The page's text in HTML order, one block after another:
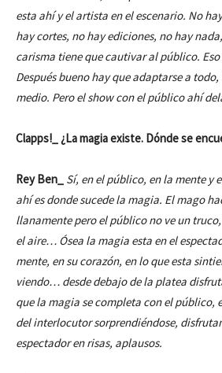
esta ahí y el artista en el escenario. No
hay cortes, no hay ediciones, no hay
carisma tiene que cautivar al público. Eso
Después bueno hay que adaptarse a
medio. Pero el show con el público ahí
Clapps!_ ¿La magia existe. Dónde se
Rey Ben_ Sí, en el público, en la mente y
ahí es donde sucede la magia. El mago
llanamente pero el público no ve un
el aire… Ósea la magia esta en el
mente, en su corazón, en lo que esta
viendo… desde debajo de la platea
que la magia se completa con el público,
del interlocutor sorprendiéndose,
espectador en risas, aplausos.